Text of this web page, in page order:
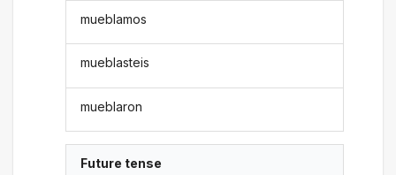
mueblamos
mueblasteis
mueblaron
Future tense